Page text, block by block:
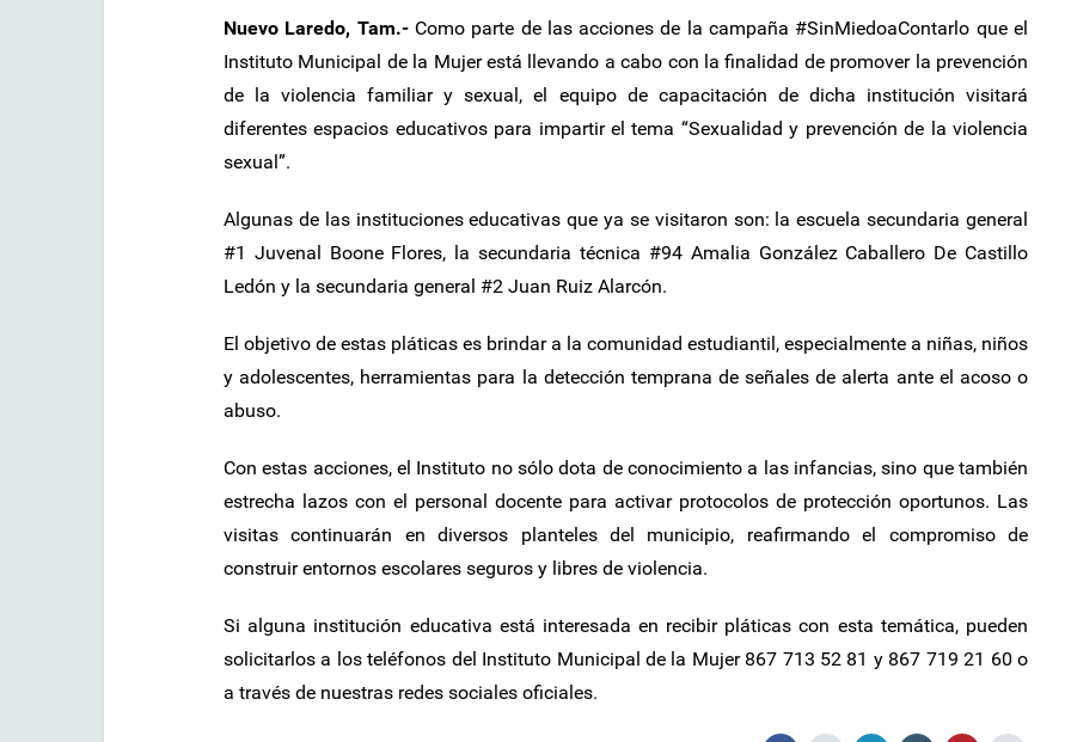
Nuevo Laredo, Tam.-Como parte de las acciones de la campaña #SinMiedoaContarlo que el
Instituto Municipal de la Mujer está llevando a cabo con la finalidad de promover la prevención
de la violencia familiar y sexual, el equipo de capacitación de dicha institución visitará
diferentes espacios educativos para impartir el tema “Sexualidad y prevención de la violencia
sexual”.
Algunas de las instituciones educativas que ya se visitaron son: la escuela secundaria general
#1 Juvenal Boone Flores, la secundaria técnica #94 Amalia González Caballero De Castillo
Ledón y la secundaria general #2 Juan Ruiz Alarcón.
El objetivo de estas pláticas es brindar a la comunidad estudiantil, especialmente a niñas, niños
y adolescentes, herramientas para la detección temprana de señales de alerta ante el acoso o
abuso.
Con estas acciones, el Instituto no sólo dota de conocimiento a las infancias, sino que también
estrecha lazos con el personal docente para activar protocolos de protección oportunos. Las
visitas continuarán en diversos planteles del municipio, reafirmando el compromiso de
construir entornos escolares seguros y libres de violencia.
Si alguna institución educativa está interesada en recibir pláticas con esta temática, pueden
solicitarlos a los teléfonos del Instituto Municipal de la Mujer 867 713 52 81 y 867 719 21 60 o
a través de nuestras redes sociales oficiales.